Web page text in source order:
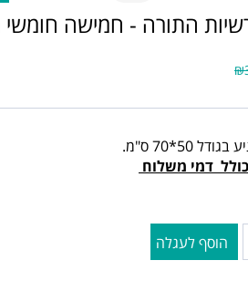
50*70 ס"מ.
דמי משלוח
הוסף לעגלה